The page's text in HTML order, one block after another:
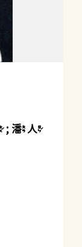
; 潘人